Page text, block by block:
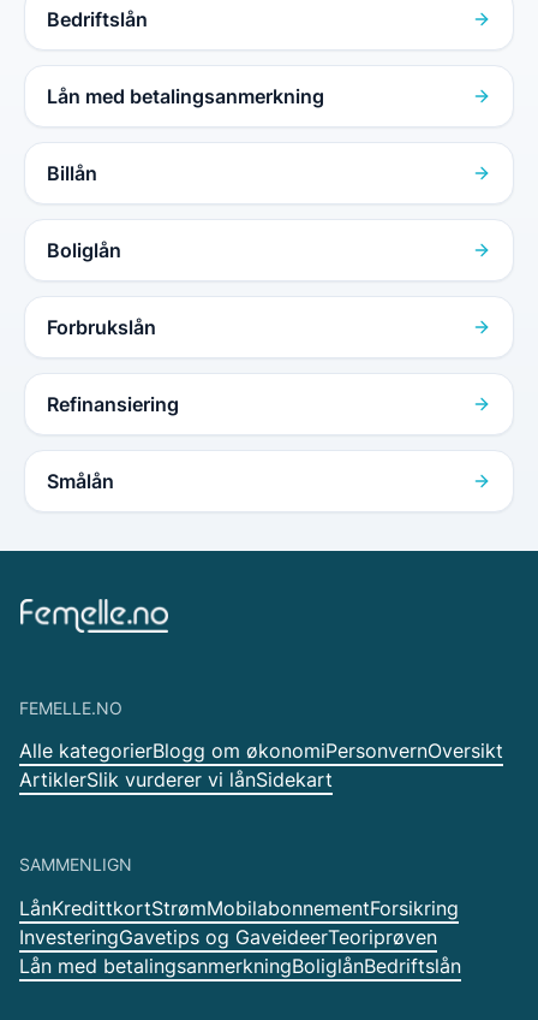
Bedriftslån
Lån med betalingsanmerkning
Billån
Boliglån
Forbrukslån
Refinansiering
Smålån
FEMELLE.NO
Alle kategorierBlogg om økonomiPersonvernOversikt
ArtiklerSlik vurderer vi lånSidekart
SAMMENLIGN
LånKredittkortStrømMobilabonnementForsikring
InvesteringGavetips og GaveideerTeoriprøven
Lån med betalingsanmerkningBoliglånBedriftslån